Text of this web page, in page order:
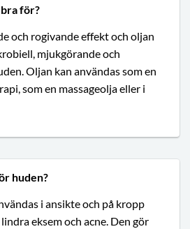
för?
och rogivande effekt och oljan
mjukgörande och
Oljan kan användas som en
som en massageolja eller i
huden?
i ansikte och på kropp
eksem och acne. Den gör